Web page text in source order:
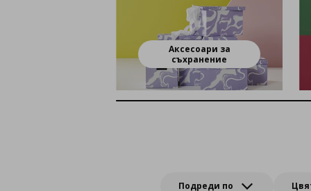
Аксесоари за
съхранение
Подреди по